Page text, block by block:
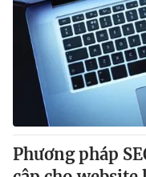
Phương pháp